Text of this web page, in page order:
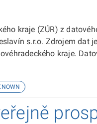
kraje (ZÚR) z
s.r.o. Zdrojem dat
kraje.